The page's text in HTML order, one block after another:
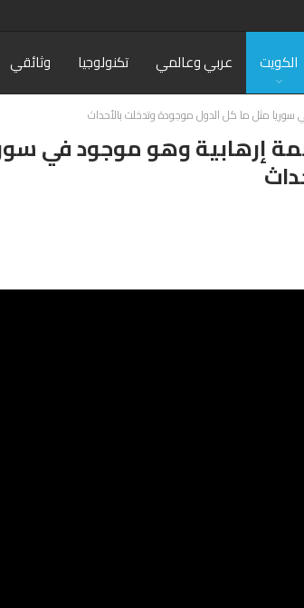
الكويت عربي وعالمي تكنولوجيا وثائقي
مثل ما كل الدول موجودة وتدخلت بالأحداث
إرهابية وهو موجود في